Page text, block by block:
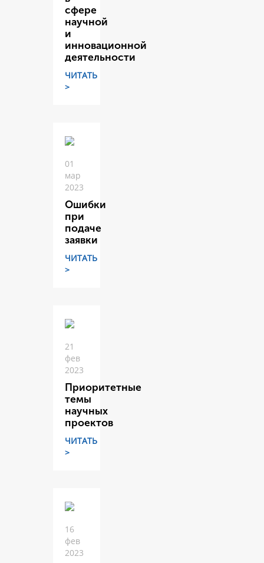
сфере
научной
и
инновационной
деятельности
ЧИТАТЬ
>
01
мар
2023
Ошибки
при
подаче
заявки
ЧИТАТЬ
>
21
фев
2023
Приоритетные
темы
научных
проектов
ЧИТАТЬ
>
16
фев
2023